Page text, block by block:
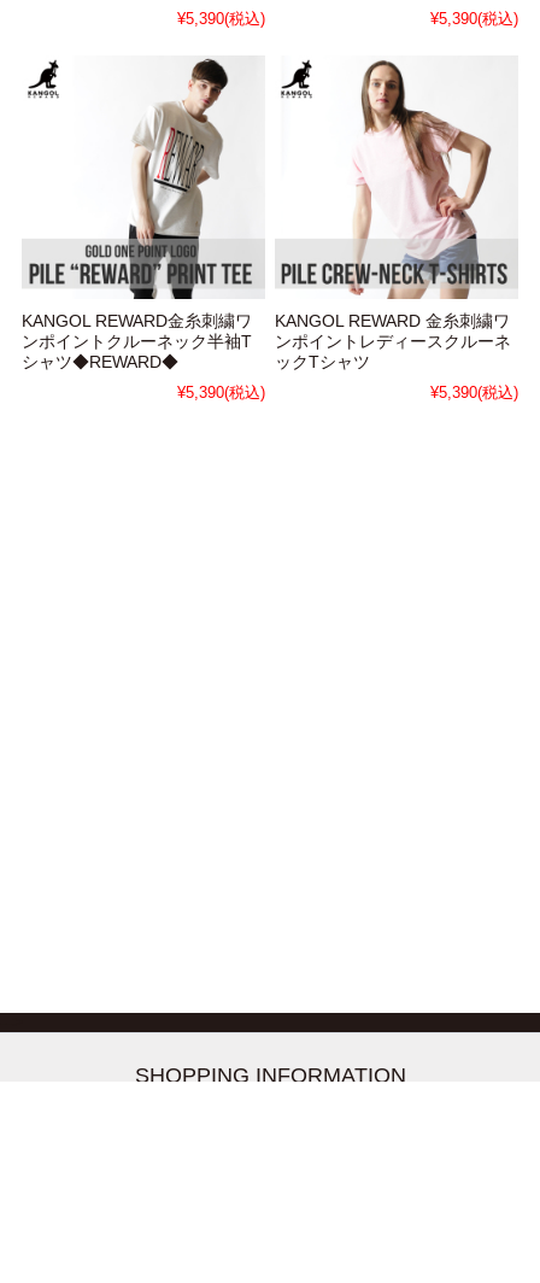
¥5,390(税込)
¥5,390(税込)
KANGOL REWARD金糸刺繍ワ
ンポイントクルーネック半袖T
シャツ◆REWARD◆
¥5,390(税込)
KANGOL REWARD 金糸刺繍ワ
ンポイントレディースクルーネ
ックTシャツ
¥5,390(税込)
SHOPPING INFORMATION